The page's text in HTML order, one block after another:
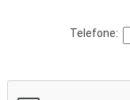
Telefone: